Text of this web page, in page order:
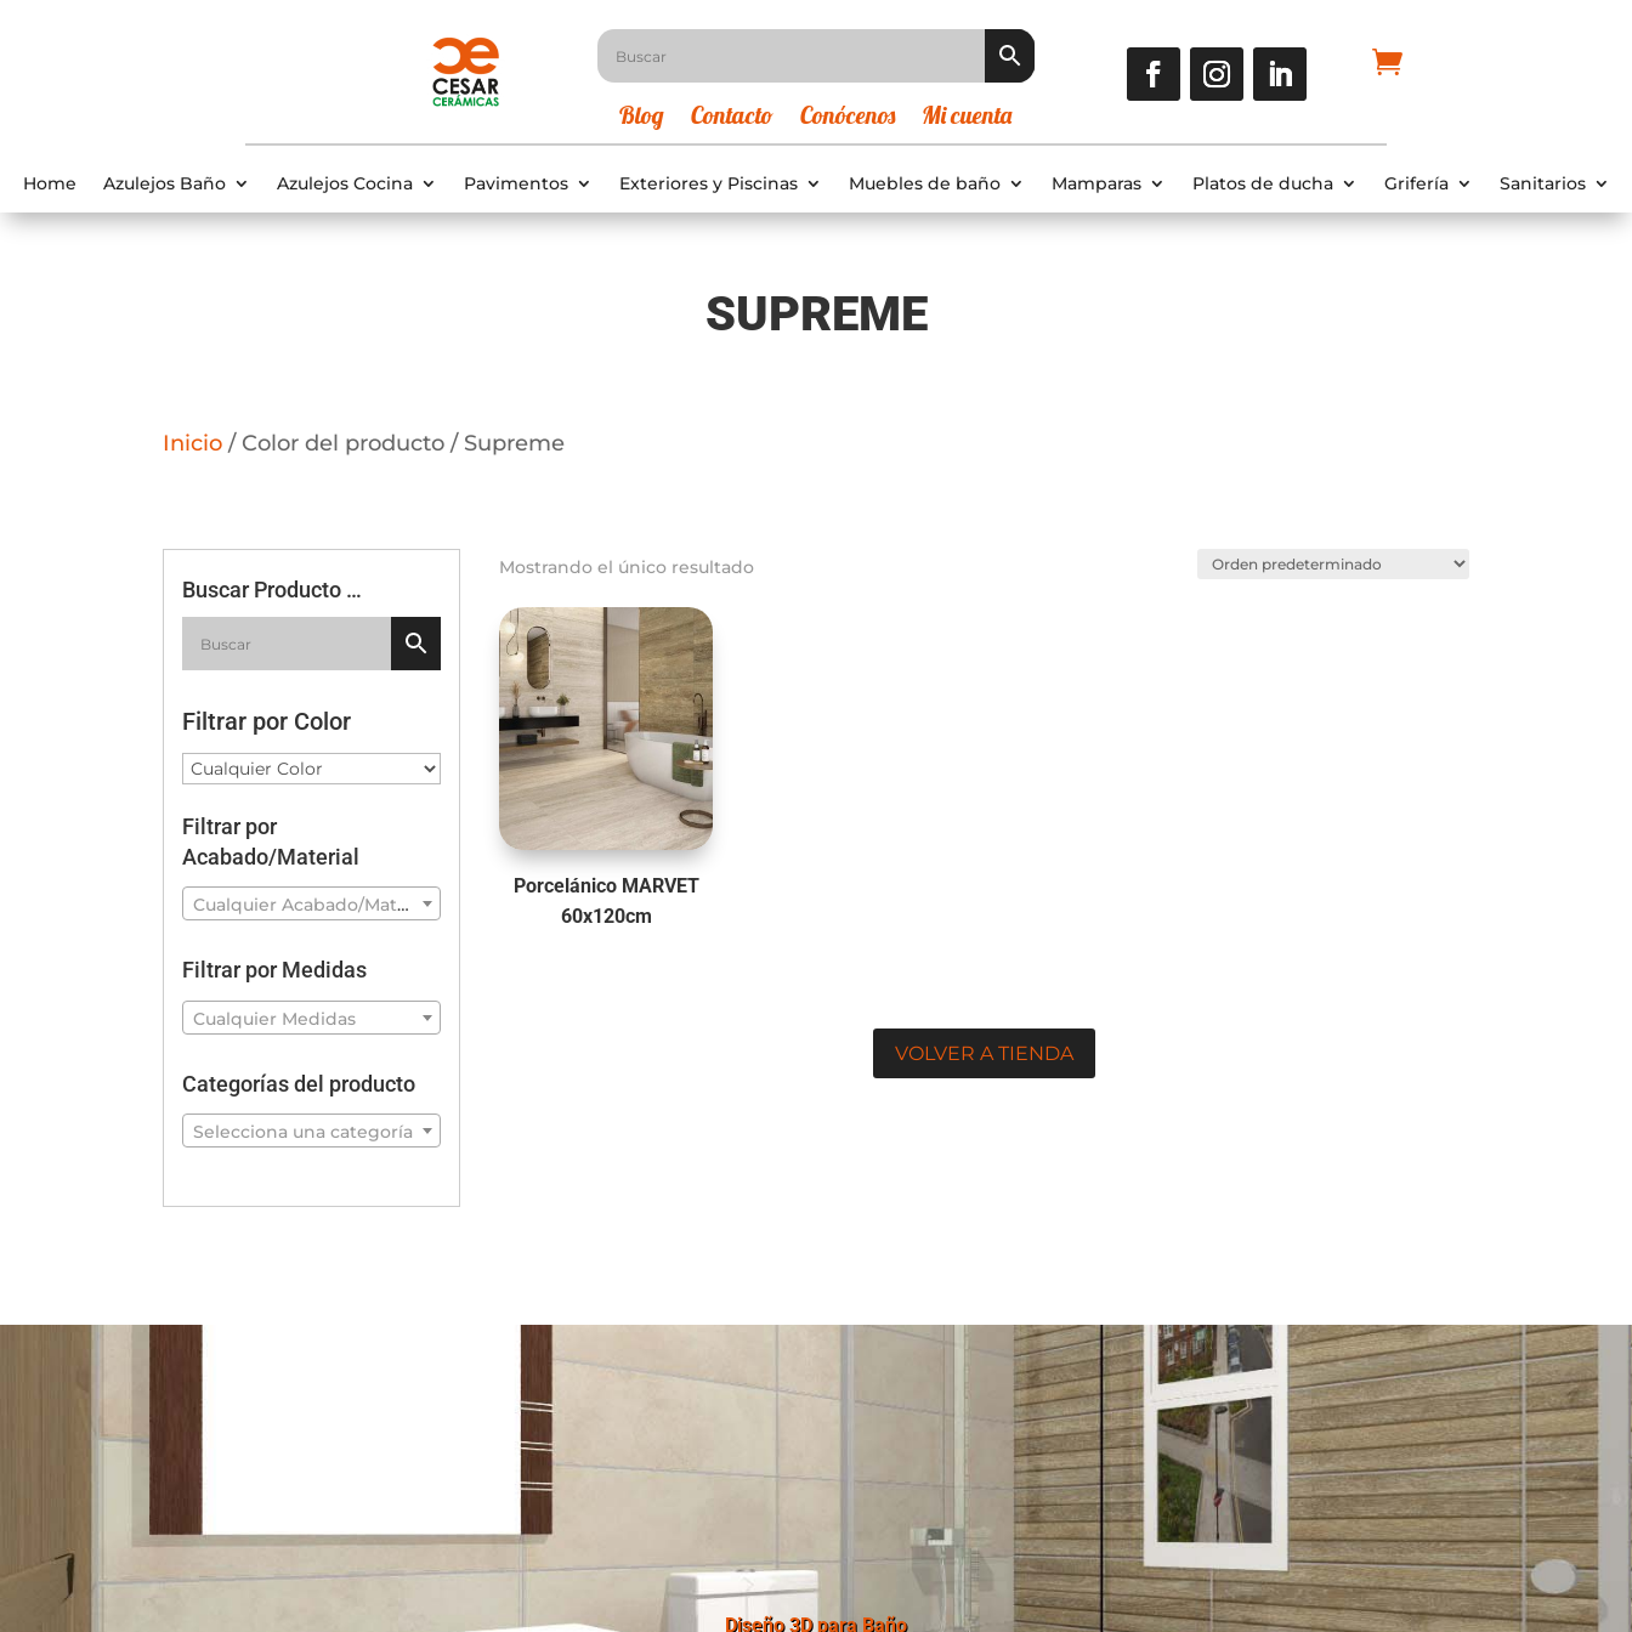
Blog Contacto Conócenos Mi cuenta
Home Azulejos Baño Azulejos Cocina Pavimentos Exteriores y Piscinas Muebles de baño Mamparas Platos de ducha Grifería Sanitarios
SUPREME
Inicio / Color del producto / Supreme
Buscar Producto …
Filtrar por Color
Filtrar por
Acabado/Material
Cualquier Acabado/Material
Filtrar por Medidas
Cualquier Medidas
Categorías del producto
Selecciona una categoría
Mostrando el único resultado
Porcelánico MARVET
60x120cm
VOLVER A TIENDA
Diseño 3D para Baño